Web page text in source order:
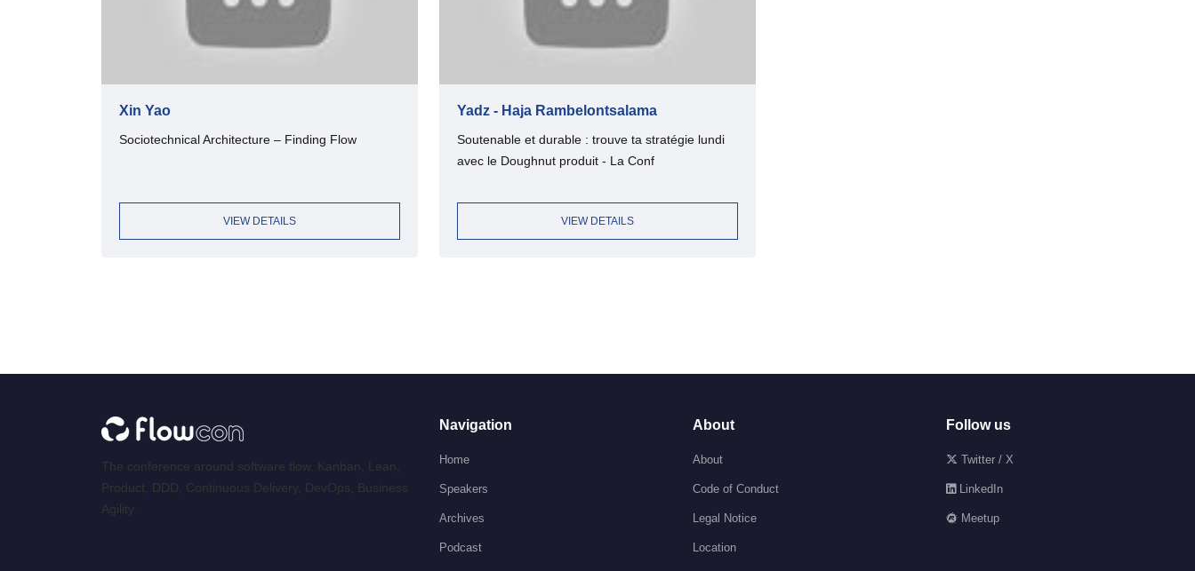
Xin Yao
Sociotechnical Architecture – Finding Flow
VIEW DETAILS
Yadz - Haja Rambelontsalama
Soutenable et durable : trouve ta stratégie lundi
avec le Doughnut produit - La Conf
VIEW DETAILS
The conference around software flow. Kanban, Lean,
Product, DDD, Continuous Delivery, DevOps, Business
Agility.
Navigation
Home
Speakers
Archives
Podcast
About
About
Code of Conduct
Legal Notice
Location
Follow us
Twitter / X
LinkedIn
Meetup